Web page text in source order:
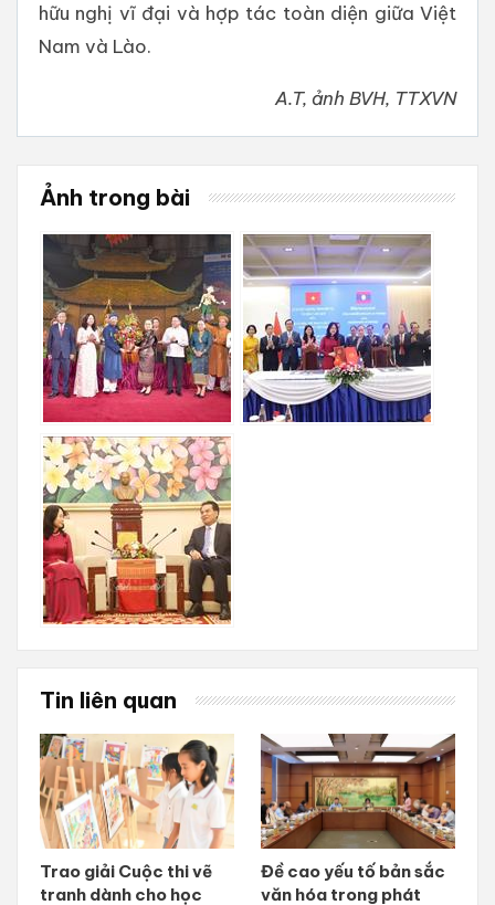
hữu nghị vĩ đại và hợp tác toàn diện giữa Việt
Nam và Lào.
A.T, ảnh BVH, TTXVN
Ảnh trong bài
Tin liên quan
Trao giải Cuộc thi vẽ
tranh dành cho học
Đề cao yếu tố bản sắc
văn hóa trong phát